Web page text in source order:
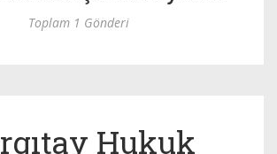
Toplam 1 Gönderi
Hukuk